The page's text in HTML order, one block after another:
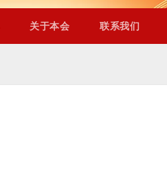
关于本会 联系我们